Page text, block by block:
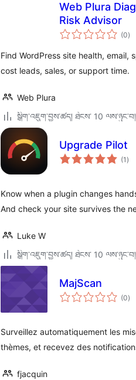
Web Plura
Risk Advisor
(0)
Find WordPress site health,
cost leads, sales, or support time.
Web Plura
སྒྲིག་འཇུག་བྱས་ཚད། ཐེངས་ 10 ལས་ཉུང་བ།
Upgrade Pilot
(1 གདེང་
)
Know when a plugin changes
And check your site survives the
Luke W
སྒྲིག་འཇུག་བྱས་ཚད། ཐེངས་ 10 ལས་ཉུང་བ།
MajScan
(0)
Surveillez automatiquement les
thèmes, et recevez des
fjacquin